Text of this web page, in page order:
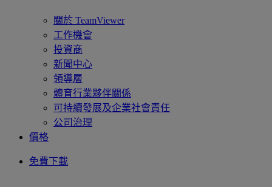
關於 TeamViewer
工作機會
投資商
新聞中心
領導層
體育行業夥伴關係
可持續發展及企業社會責任
公司治理
價格
免費下載